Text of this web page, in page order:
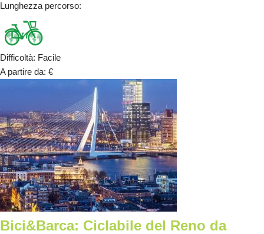
Lunghezza percorso:
Difficoltà: Facile
A partire da: €
Bici&Barca: Ciclabile del Reno da